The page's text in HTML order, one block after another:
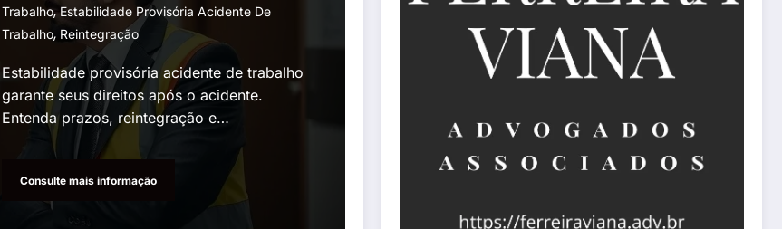
Trabalho,Estabilidade Provisória Acidente De
Trabalho, Reintegração
Estabilidade provisória acidente de trabalho
garante seus direitos após o acidente.
Entenda prazos, reintegração e…
Consulte mais informação